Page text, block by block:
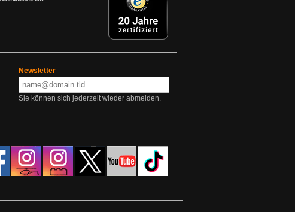
Newsletter
Sie können sich jederzeit wieder abmelden.